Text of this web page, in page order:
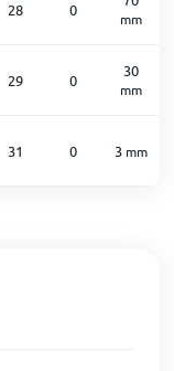
28 0 mm
29 0
30
mm
31 0 3 mm